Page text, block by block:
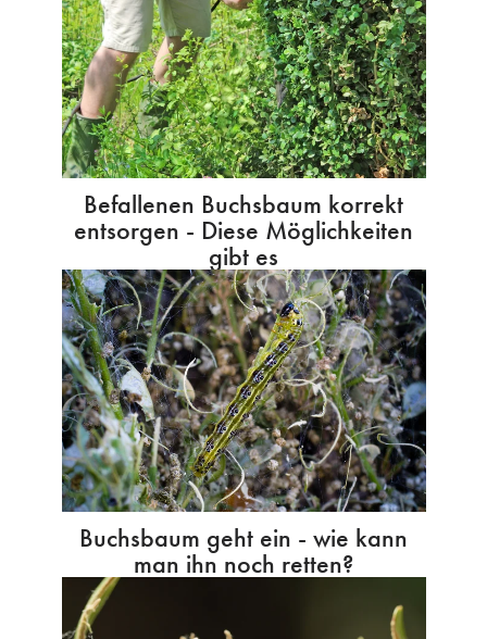
Befallenen Buchsbaum korrekt
entsorgen - Diese Möglichkeiten
gibt es
Buchsbaum geht ein - wie kann
man ihn noch retten?